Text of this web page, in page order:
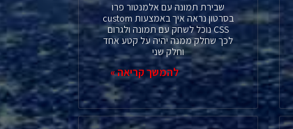
שבירת תמונה עם אלמנטור פרו
בסרטון נראה איך באמצעות custom
CSS נוכל לשחק עם תמונה ולגרום
לכך שחלק ממנה יהיה על קטע אחד
וחלק שני
להמשך קריאה »